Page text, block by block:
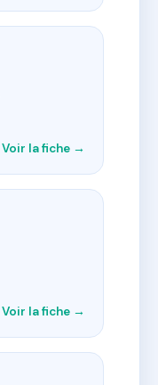
Voir la fiche →
Voir la fiche →